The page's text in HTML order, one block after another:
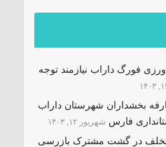
فورگ داراب نیازمند توجه
بخشداران شهرستان داراب
فارس شهریور ۱۲, ۱۴۰۳
در گشت مشترک بازرسی